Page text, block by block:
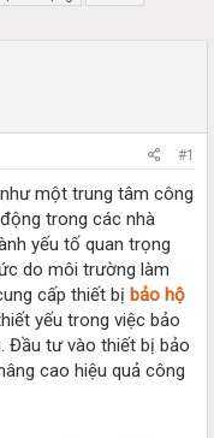
#1
một trung tâm công
trong các nhà
yếu tố quan trọng
do môi trường làm
cấp thiết bị bảo hộ
yếu trong việc bảo
Đầu tư vào thiết bị bảo
cao hiệu quả công